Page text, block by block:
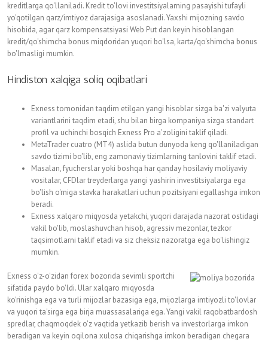
kreditlarga qo'llaniladi. Kredit to'lovi investitsiyalarning pasayishi tufayli
yo'qotilgan qarz/imtiyoz darajasiga asoslanadi. Yaxshi mijozning savdo
hisobida, agar qarz kompensatsiyasi Web Put dan keyin hisoblangan
kredit/qo'shimcha bonus miqdoridan yuqori bo'lsa, karta/qo'shimcha bonus
bo'lmasligi mumkin.
Hindiston xalqiga soliq oqibatlari
Exness tomonidan taqdim etilgan yangi hisoblar sizga ba'zi valyuta
variantlarini taqdim etadi, shu bilan birga kompaniya sizga standart
profil va uchinchi bosqich Exness Pro a'zoligini taklif qiladi.
MetaTrader cuatro (MT4) aslida butun dunyoda keng qo'llaniladigan
savdo tizimi bo'lib, eng zamonaviy tizimlarning tanlovini taklif etadi.
Masalan, fyucherslar yoki boshqa har qanday hosilaviy moliyaviy
vositalar, CFDlar treyderlarga yangi yashirin investitsiyalarga ega
bo'lish o'rniga stavka harakatlari uchun pozitsiyani egallashga imkon
beradi.
Exness xalqaro miqyosda yetakchi, yuqori darajada nazorat ostidagi
vakil bo'lib, moslashuvchan hisob, agressiv mezonlar, tezkor
taqsimotlarni taklif etadi va siz cheksiz nazoratga ega bo'lishingiz
mumkin.
Exness o'z-o'zidan forex bozorida sevimli sportchi
sifatida paydo bo'ldi. Ular xalqaro miqyosda
ko'rinishga ega va turli mijozlar bazasiga ega, mijozlarga imtiyozli to'lovlar
va yuqori ta'sirga ega birja muassasalariga ega. Yangi vakil raqobatbardosh
spredlar, chaqmoqdek o'z vaqtida yetkazib berish va investorlarga imkon
beradigan va keyin oqilona xulosa chiqarishga imkon beradigan chegara